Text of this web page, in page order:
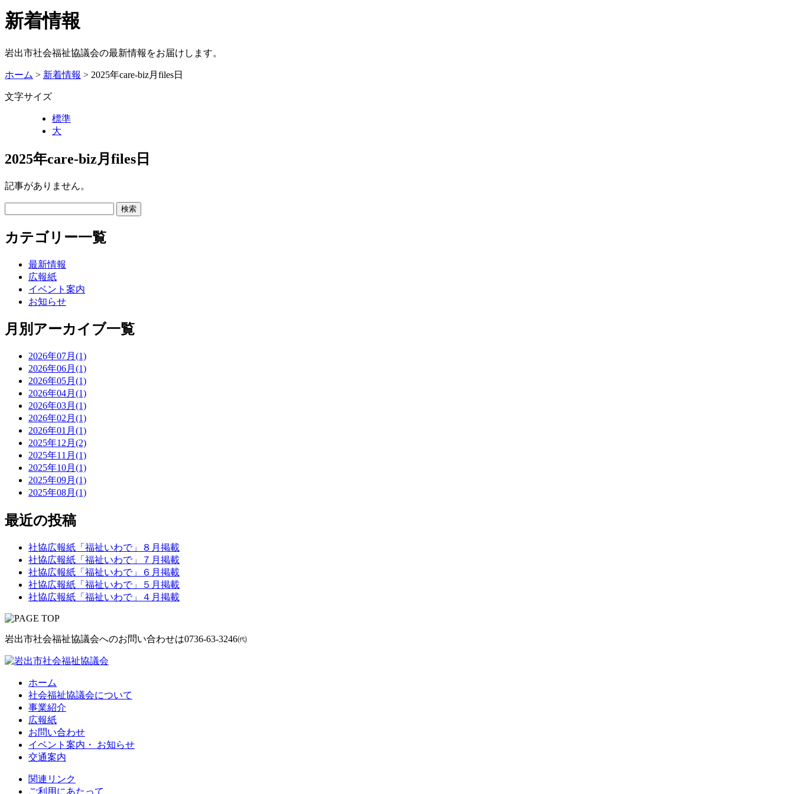
新着情報
岩出市社会福祉協議会の最新情報をお届けします。
ホーム > 新着情報 > 2025年care-biz月files日
文字サイズ
標準
大
2025年care-biz月files日
記事がありません。
カテゴリー一覧
最新情報
広報紙
イベント案内
お知らせ
月別アーカイブ一覧
2026年07月(1)
2026年06月(1)
2026年05月(1)
2026年04月(1)
2026年03月(1)
2026年02月(1)
2026年01月(1)
2025年12月(2)
2025年11月(1)
2025年10月(1)
2025年09月(1)
2025年08月(1)
最近の投稿
社協広報紙「福祉いわで」８月掲載
社協広報紙「福祉いわで」７月掲載
社協広報紙「福祉いわで」６月掲載
社協広報紙「福祉いわで」５月掲載
社協広報紙「福祉いわで」４月掲載
岩出市社会福祉協議会へのお問い合わせは0736-63-3246㈹
ホーム
社会福祉協議会について
事業紹介
広報紙
お問い合わせ
イベント案内・ お知らせ
交通案内
関連リンク
ご利用にあたって